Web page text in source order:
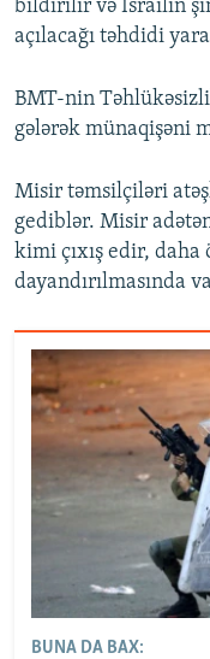
bildirilir və İsrailin
açılacağı təhdidi
BMT-nin
gələrək münaqişəni
Misir təmsilçiləri
gediblər. Misir
kimi çıxış edir,
dayandırılmasında
BUNA DA BAX: